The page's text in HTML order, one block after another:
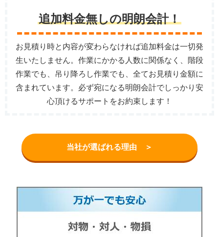
追加料金無しの明朗会計！
お見積り時と内容が変わらなければ追加料金は一切発
生いたしません。作業にかかる人数に関係なく、階段
作業でも、吊り降ろし作業でも、全てお見積り金額に
含まれています。必ず宛になる明朗会計でしっかり安
心頂けるサポートをお約束します！
当社が選ばれる理由 ＞